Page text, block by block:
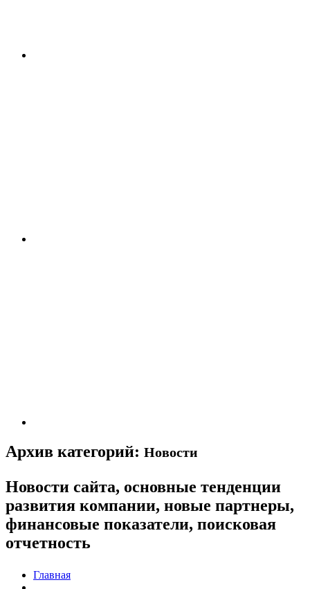
Архив категорий: Новости
Новости сайта, основные тенденции
развития компании, новые партнеры,
финансовые показатели, поисковая
отчетность
Главная